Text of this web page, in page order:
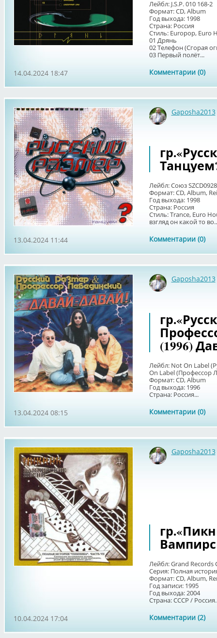
Лейбл: J.S.P. 010 168-2
Формат: CD, Album
Год выхода: 1998
Страна: Россия
Стиль: Europop, Euro
01 Дрянь
02 Телефон (Сгорая
03 Первый полёт...
Комментарии (0)
14.04.2024 18:47
Gaposha2013
Лейбл: Союз
Формат: CD, Album,
Год выхода: 1998
Страна: Россия
Стиль: Trance, Euro
взгляд он какой то
Комментарии (0)
13.04.2024 11:44
Gaposha2013
(1996)
Лейбл: Not On Label
On Label (Профессор
Формат: CD, Album
Год выхода: 1996
Страна: Россия...
Комментарии (0)
13.04.2024 08:15
Gaposha2013
Лейбл: Grand Records
Серия: Полная
Формат: CD, Album,
Год записи: 1995
Год выхода: 2004
Страна: СССР /
Комментарии (2)
10.04.2024 17:04